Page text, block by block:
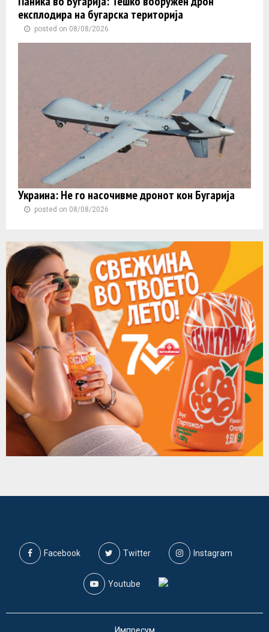
експлодира на бугарска територија
posted on 08/08/2026
Украина: Не го насочивме дронот кон Бугарија
posted on 08/08/2026
Facebook Twitter Instagram
Youtube